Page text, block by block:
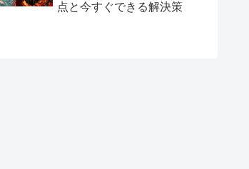
点と今すぐできる解決策